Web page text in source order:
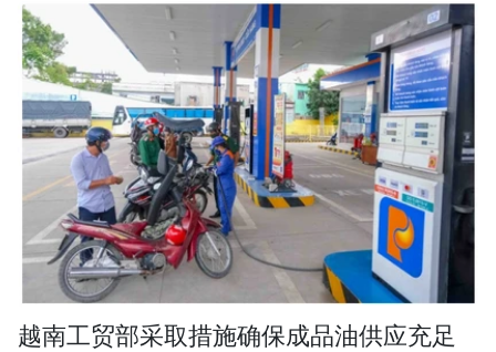
越南工贸部采取措施确保成品油供应充足